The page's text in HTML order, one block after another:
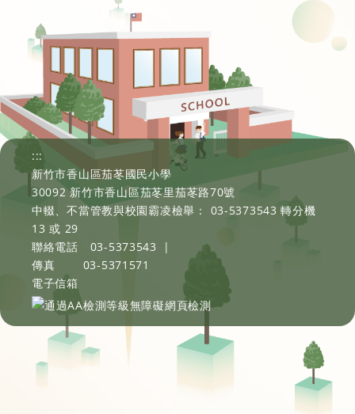
:::
新竹市香山區茄苳國民小學
30092 新竹市香山區茄苳里茄苳路70號
中輟、不當管教與校園霸凌檢舉： 03-5373543 轉分機
13 或 29
聯絡電話
03-5373543
|
傳真
03-5371571
電子信箱